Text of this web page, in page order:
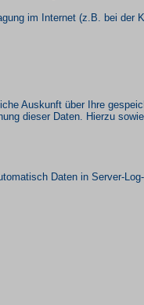
im Internet (z.B. bei
Auskunft über Ihre
dieser Daten. Hierzu
Daten in Server-